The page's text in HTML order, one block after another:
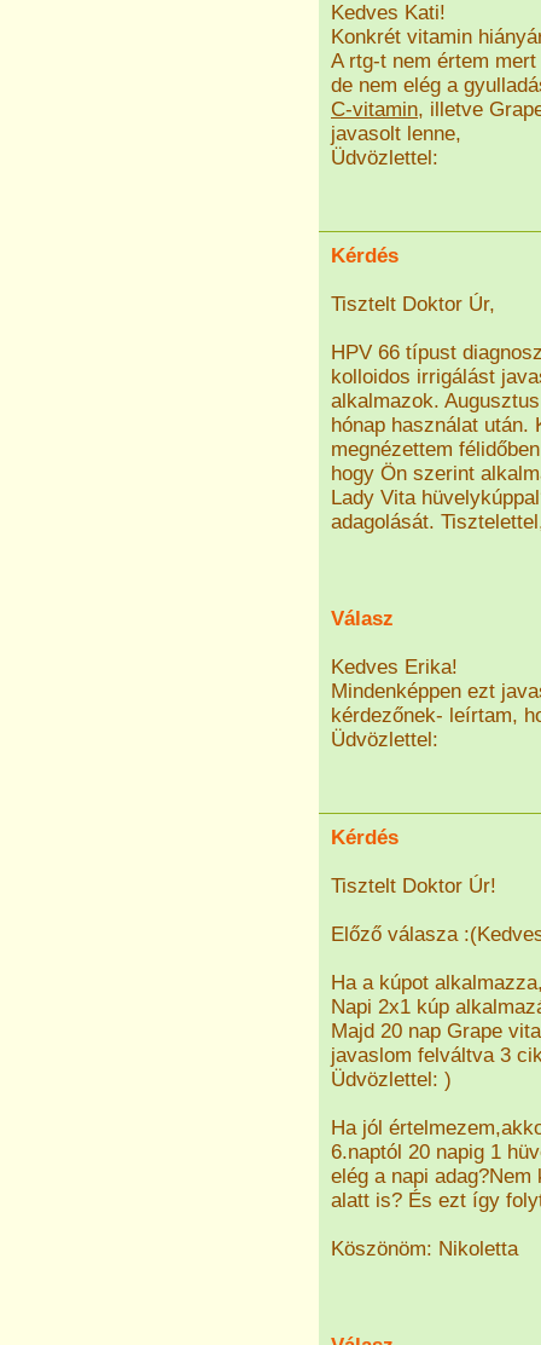
Kedves Kati!
Konkrét vitamin
A rtg-t nem értem
de nem elég a
C-vitamin, illetve
javasolt lenne,
Üdvözlettel:
Kérdés
Tisztelt Doktor Úr,
HPV 66 típust
kolloidos irrigálást
alkalmazok.
hónap használat után.
megnézettem
hogy Ön szerint
Lady Vita
adagolását.
Válasz
Kedves Erika!
Mindenképpen ezt
kérdezőnek- leírtam,
Üdvözlettel:
Kérdés
Tisztelt Doktor Úr!
Előző válasza
Ha a kúpot
Napi 2x1 kúp
Majd 20 nap Grape
javaslom felváltva 3
Üdvözlettel: )
Ha jól
6.naptól 20 napig 1
elég a napi
alatt is? És ezt így
Köszönöm: Nikoletta